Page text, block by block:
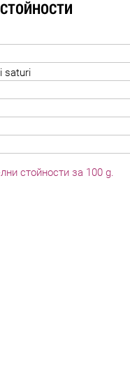
saturi
стойности за 100 g.